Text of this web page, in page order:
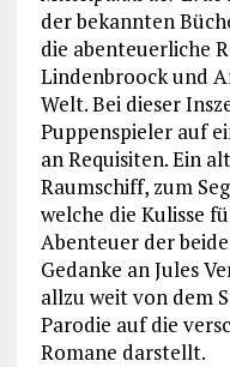
der bekannten
die abenteuerliche
Lindenbroock und
Welt. Bei dieser
Puppenspieler auf
an Requisiten. Ein
Raumschiff, zum
welche die Kulisse
Abenteuer der
Gedanke an Jules
allzu weit von dem
Parodie auf die
Romane darstellt.